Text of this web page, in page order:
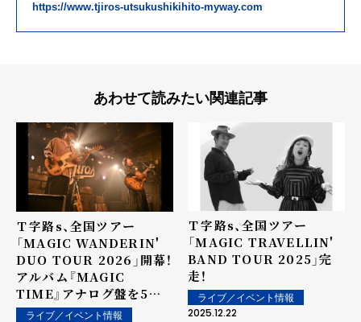
https://www.tjiros-utsukushikihito-myway.com
あわせて読みたい関連記事
Ｔ字路s、全国ツアー
「MAGIC WANDERIN'
DUO TOUR 2026」開幕！
アルバム『MAGIC
TIME』アナログ盤を5月
27日にリリース決定！
ライブ／イベント情報
Ｔ字路s、全国ツアー
「MAGIC TRAVELLIN'
BAND TOUR 2025」完
走！
ライブ／イベント情報
2025.12.22